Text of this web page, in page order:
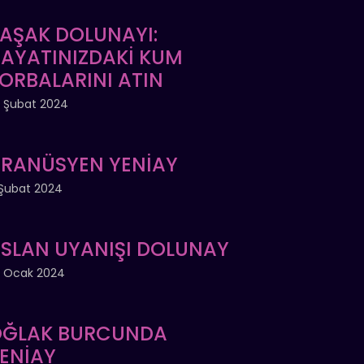
DOLUNAYI:
KUM
ATIN
Şubat 2024
YENİAY
2024
UYANIŞI DOLUNAY
Ocak 2024
BURCUNDA